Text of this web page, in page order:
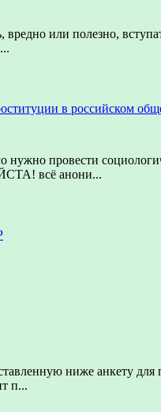
вредно или полезно,
в российском
нужно провести
всё анони...
ниже анкету для
п...